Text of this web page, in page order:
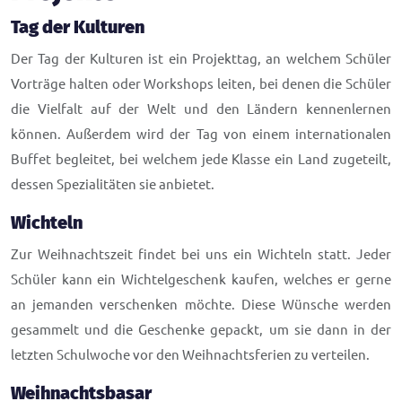
Tag der Kulturen
Der Tag der Kulturen ist ein Projekttag, an welchem Schüler
Vorträge halten oder Workshops leiten, bei denen die Schüler
die Vielfalt auf der Welt und den Ländern kennenlernen
können. Außerdem wird der Tag von einem internationalen
Buffet begleitet, bei welchem jede Klasse ein Land zugeteilt,
dessen Spezialitäten sie anbietet.
Wichteln
Zur Weihnachtszeit findet bei uns ein Wichteln statt. Jeder
Schüler kann ein Wichtelgeschenk kaufen, welches er gerne
an jemanden verschenken möchte. Diese Wünsche werden
gesammelt und die Geschenke gepackt, um sie dann in der
letzten Schulwoche vor den Weihnachtsferien zu verteilen.
Weihnachtsbasar